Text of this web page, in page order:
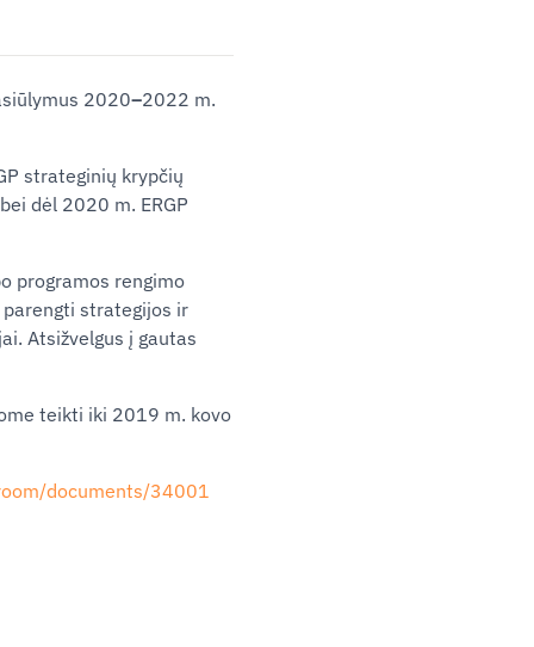
2020–2022 m.
strateginių krypčių
dėl 2020 m. ERGP
programos rengimo
strategijos ir
Atsižvelgus į gautas
teikti iki 2019 m. kovo
documents/34001